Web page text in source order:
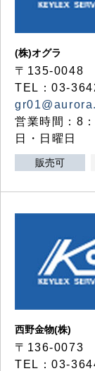
(株)オグラ
〒135-0048
TEL：03-
営業時間：8
日・日曜日
販売可
西野金物(株)
〒136-0073
TEL：